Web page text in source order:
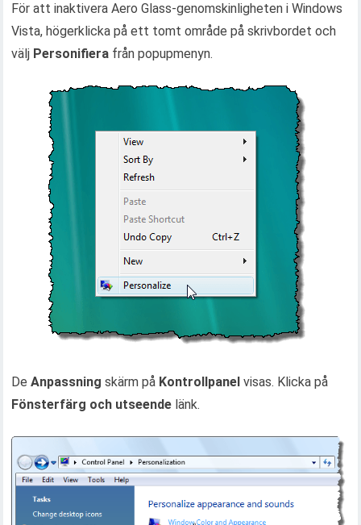
För att inaktivera Aero Glass-genomskinligheten i Windows
Vista, högerklicka på ett tomt område på skrivbordet och
välj Personifiera från popupmenyn.
DeAnpassning skärm på Kontrollpanel visas. Klicka på
Fönsterfärg och utseende länk.